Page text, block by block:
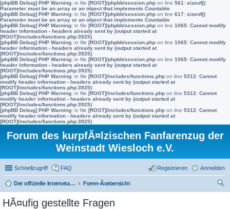
[phpBB Debug] PHP Warning: in file [ROOT]/phpbb/session.php on line 561 : sizeof():
Parameter must be an array or an object that implements Countable
[phpBB Debug] PHP Warning: in file [ROOT]/phpbb/session.php on line 617: sizeof():
Parameter must be an array or an object that implements Countable
[phpBB Debug] PHP Warning: in file [ROOT]/phpbb/session.php on line 1065: Cannot modify
header information - headers already sent by (output started at
[ROOT]/includes/functions.php:3925)
[phpBB Debug] PHP Warning: in file [ROOT]/phpbb/session.php on line 1065: Cannot modify
header information - headers already sent by (output started at
[ROOT]/includes/functions.php:3925)
[phpBB Debug] PHP Warning: in file [ROOT]/phpbb/session.php on line 1065: Cannot modify
header information - headers already sent by (output started at
[ROOT]/includes/functions.php:3925)
[phpBB Debug] PHP Warning: in file [ROOT]/includes/functions.php on line 5312: Cannot
modify header information - headers already sent by (output started at
[ROOT]/includes/functions.php:3925)
[phpBB Debug] PHP Warning: in file [ROOT]/includes/functions.php on line 5312: Cannot
modify header information - headers already sent by (output started at
[ROOT]/includes/functions.php:3925)
[phpBB Debug] PHP Warning: in file [ROOT]/includes/functions.php on line 5312: Cannot
modify header information - headers already sent by (output started at
[ROOT]/includes/functions.php:3925)
Forum des kurpfÃ¤lzischen Fanfarenzug der
Weinstadt Wiesloch e.V.
Schnellzugriff FAQ Anmelden
Registrieren
Der offizielle Internetauftritt des Fanfarenzugs Wiesloch
Foren-Ãœbersicht
HÃ¤ufig gestellte Fragen